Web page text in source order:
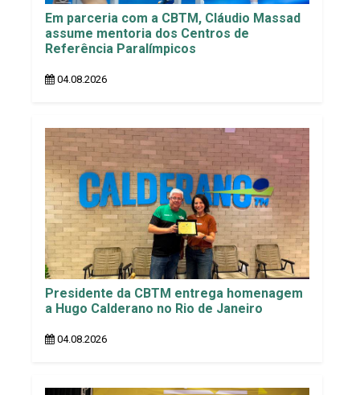
Em parceria com a CBTM, Cláudio Massad
assume mentoria dos Centros de
Referência Paralímpicos
04.08.2026
Presidente da CBTM entrega homenagem
a Hugo Calderano no Rio de Janeiro
04.08.2026